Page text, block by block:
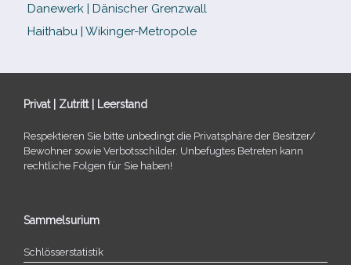
Danewerk | Dänischer Grenzwall
Haithabu | Wikinger-Metropole
Privat | Zutritt | Leerstand
Respektieren Sie bitte unbe­dingt die Privatsphäre der Besitzer/​
Bewohner sowie Verbotsschilder. Unbefugtes Betreten kann
recht­li­che Folgen für Sie haben!
Sammelsurium
Schlösserstatistik